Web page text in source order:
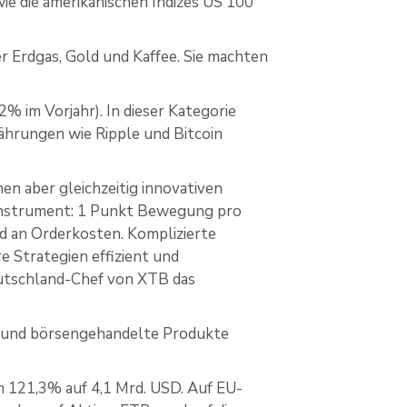
Gold und Kaffee. Sie machten
im Vorjahr). In dieser Kategorie
wie Ripple und Bitcoin
aber gleichzeitig innovativen
1 Punkt Bewegung pro
an Orderkosten. Komplizierte
Strategien effizient und
Chef von XTB das
börsengehandelte Produkte
auf 4,1 Mrd. USD. Auf EU-